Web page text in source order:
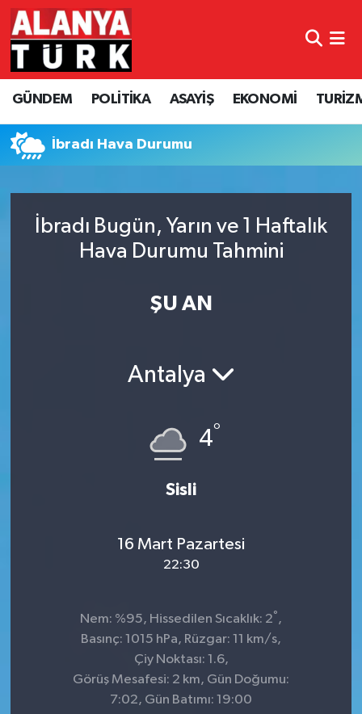
GÜNDEM POLİTİKA ASAYİŞ EKONOMİ
İbradı Hava Durumu
İbradı Bugün, Yarın ve 1 Haftalık
Hava Durumu Tahmini
ŞU AN
Antalya
4°
Sisli
16 Mart Pazartesi
22:30
Nem: %95, Hissedilen Sıcaklık: 2° ,
Basınç: 1015 hPa, Rüzgar: 11 km/s,
Çiy Noktası: 1.6,
Görüş Mesafesi: 2 km, Gün Doğumu:
7:02, Gün Batımı: 19:00
GÜNDEM
POLİTİKA
ASAYİŞ
TURİZM
Nöbetçi Eczaneler
Hava Durumu
Namaz Vakitleri
Süper Lig Puan Durumu ve Fikstür
Son Dakika Haberleri